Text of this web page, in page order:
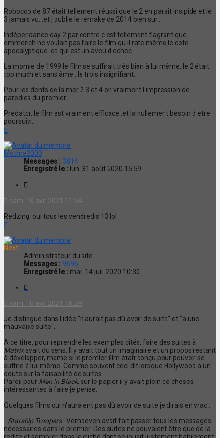
Robocop de 87 était tellement réussi que le 2 en paraît insipide et le
3 jamais vu...et j oublie le remake de 2014 bien sur...
Indépendance day 2 par contre c est tellement flagrant que
emmerich ne voulait pas faire le film qu il rate même le cote
apocalyptique..ce qui est un aveu d echec..
La momie de 1999 le film se suffirait très bien à lui même..le 2 était
top much et sans âme.. le trois insignifiant..
Pour les dents de la mer 2 3 et 4 on.vraiment l impression de
parodies du premier...
Predator..le film est vraiment efficace..et la nullement besoin d etre
poursuivi.
Mothra2000
Messages : 3814
Enregistré le : lun. 31 août 2020 15:59
sam. 10 avr. 2021 11:54
Redzing: oui tous les vendredis 13 lol
Next
Administrateur du site
Messages : 9696
Enregistré le : mar. 14 juil. 2020 10:30
sam. 10 avr. 2021 16:29
Je distingue dans l'idée "n'aurait pas dû avoir de suite" et "a une
mauvaise suite".
A ce titre, pour reprendre les exemples cités, faire des suites à
Matrixavait du sens. Il y avait tout un imaginaire et un propos restant
à développer, même si le premier film était conçu pour pouvoir se
suffire à lui-même. Comme souvent ceci dit lorsque Hollywood a un
doute sur la faisabilité de suites.
Pareil pour Men In Black, sur le papier il y avait plein de choses
intéressantes à faire je pense.
Quelques films qui n'auraient pas dû avoir de suite je dirais en vrac :
- Starship Troopers: Verhoeven avait fait passer tous les messages
nécessaires dans le premier. Des suites ne pouvaient être que de la
redite et sombrer dans le cliché dont se jouait justement habilement